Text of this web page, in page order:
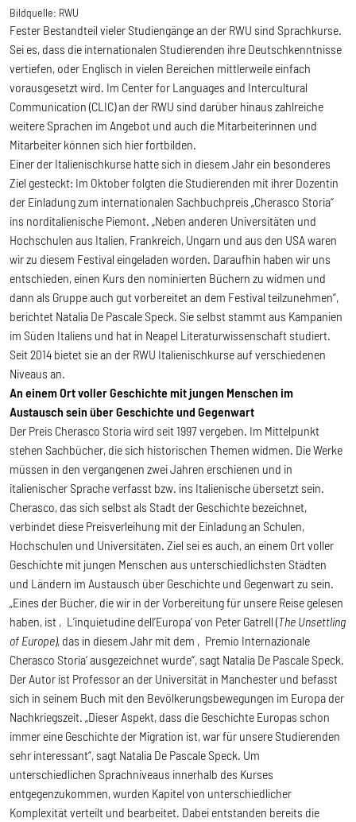
Bildquelle: RWU
Fester Bestandteil vieler Studiengänge an der RWU sind Sprachkurse.
Sei es, dass die internationalen Studierenden ihre Deutschkenntnisse
vertiefen, oder Englisch in vielen Bereichen mittlerweile einfach
vorausgesetzt wird. Im Center for Languages and Intercultural
Communication (CLIC) an der RWU sind darüber hinaus zahlreiche
weitere Sprachen im Angebot und auch die Mitarbeiterinnen und
Mitarbeiter können sich hier fortbilden.
Einer der Italienischkurse hatte sich in diesem Jahr ein besonderes
Ziel gesteckt: Im Oktober folgten die Studierenden mit ihrer Dozentin
der Einladung zum internationalen Sachbuchpreis „Cherasco Storia“
ins norditalienische Piemont. „Neben anderen Universitäten und
Hochschulen aus Italien, Frankreich, Ungarn und aus den USA waren
wir zu diesem Festival eingeladen worden. Daraufhin haben wir uns
entschieden, einen Kurs den nominierten Büchern zu widmen und
dann als Gruppe auch gut vorbereitet an dem Festival teilzunehmen“,
berichtet Natalia De Pascale Speck. Sie selbst stammt aus Kampanien
im Süden Italiens und hat in Neapel Literaturwissenschaft studiert.
Seit 2014 bietet sie an der RWU Italienischkurse auf verschiedenen
Niveaus an.
An einem Ort voller Geschichte mit jungen Menschen im
Austausch sein über Geschichte und Gegenwart
Der Preis Cherasco Storia wird seit 1997 vergeben. Im Mittelpunkt
stehen Sachbücher, die sich historischen Themen widmen. Die Werke
müssen in den vergangenen zwei Jahren erschienen und in
italienischer Sprache verfasst bzw. ins Italienische übersetzt sein.
Cherasco, das sich selbst als Stadt der Geschichte bezeichnet,
verbindet diese Preisverleihung mit der Einladung an Schulen,
Hochschulen und Universitäten. Ziel sei es auch, an einem Ort voller
Geschichte mit jungen Menschen aus unterschiedlichsten Städten
und Ländern im Austausch über Geschichte und Gegenwart zu sein.
„Eines der Bücher, die wir in der Vorbereitung für unsere Reise gelesen
haben, ist ‚L’inquietudine dell’Europa‘ von Peter Gatrell (The Unsettling
of Europe), das in diesem Jahr mit dem ‚Premio Internazionale
Cherasco Storia‘ ausgezeichnet wurde“, sagt Natalia De Pascale Speck.
Der Autor ist Professor an der Universität in Manchester und befasst
sich in seinem Buch mit den Bevölkerungsbewegungen im Europa der
Nachkriegszeit. „Dieser Aspekt, dass die Geschichte Europas schon
immer eine Geschichte der Migration ist, war für unsere Studierenden
sehr interessant“, sagt Natalia De Pascale Speck. Um
unterschiedlichen Sprachniveaus innerhalb des Kurses
entgegenzukommen, wurden Kapitel von unterschiedlicher
Komplexität verteilt und bearbeitet. Dabei entstanden bereits die